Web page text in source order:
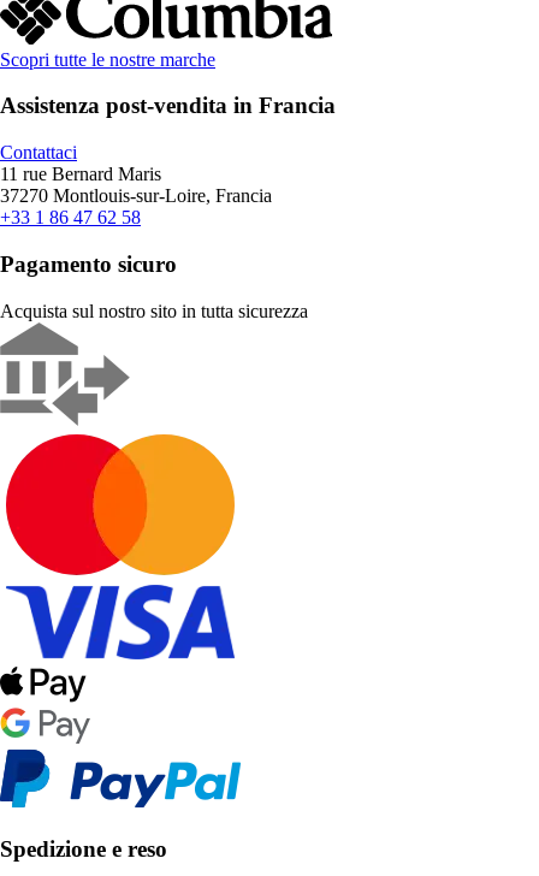
Scopri tutte le nostre marche
Assistenza post-vendita in Francia
Contattaci
11 rue Bernard Maris
37270 Montlouis-sur-Loire, Francia
+33 1 86 47 62 58
Pagamento sicuro
Acquista sul nostro sito in tutta sicurezza
Spedizione e reso